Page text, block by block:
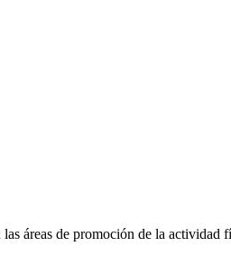
las áreas de promoción de la actividad